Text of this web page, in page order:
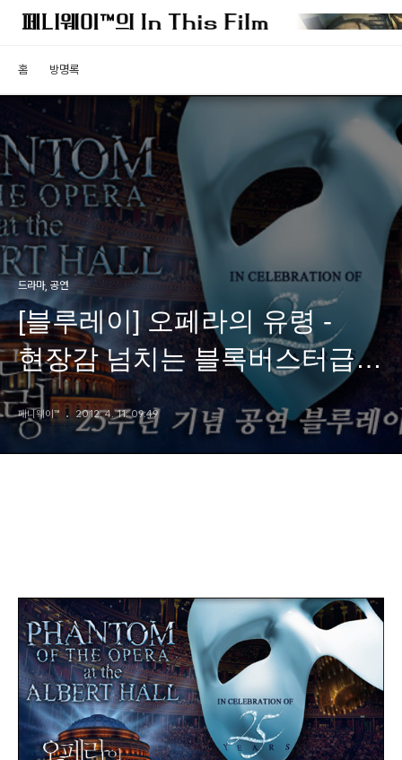
홈 방명록
드라마, 공연
[블루레이] 오페라의 유령 -
현장감 넘치는 블록버스터급
뮤지컬
페니웨이™ 2012. 4. 11. 09:49